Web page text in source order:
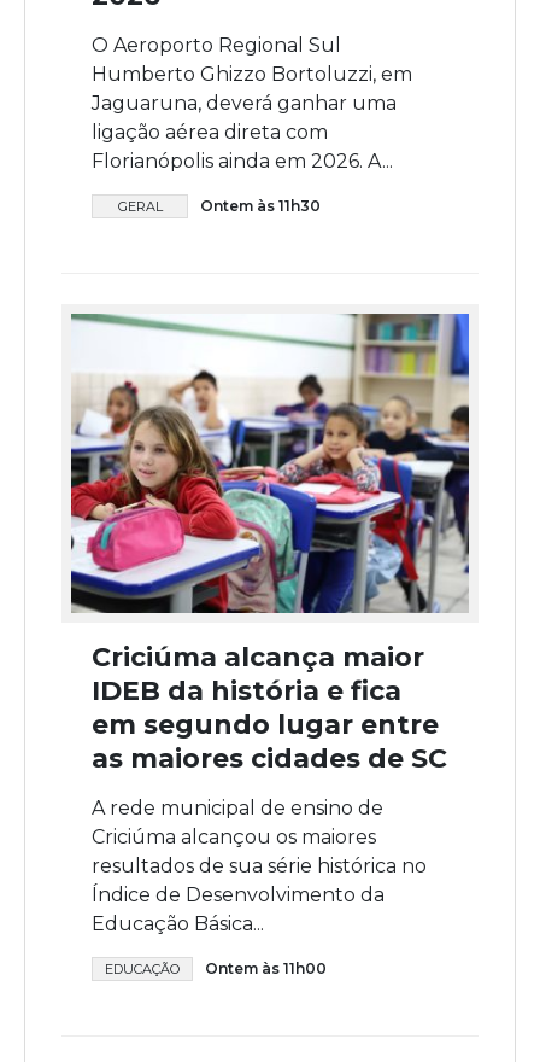
O Aeroporto Regional Sul
Humberto Ghizzo Bortoluzzi, em
Jaguaruna, deverá ganhar uma
ligação aérea direta com
Florianópolis ainda em 2026. A...
GERAL Ontem às 11h30
Criciúma alcança maior
IDEB da história e fica
em segundo lugar entre
as maiores cidades de SC
A rede municipal de ensino de
Criciúma alcançou os maiores
resultados de sua série histórica no
Índice de Desenvolvimento da
Educação Básica...
EDUCAÇÃO Ontem às 11h00